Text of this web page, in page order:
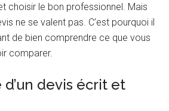
choisir le bon professionnel. Mais
ne se valent pas. C’est pourquoi il
de bien comprendre ce que vous
comparer.
d’un devis écrit et